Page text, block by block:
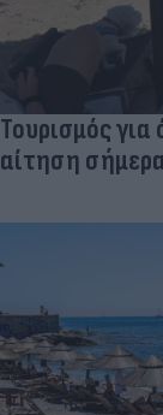
Τουρισμός
αίτηση